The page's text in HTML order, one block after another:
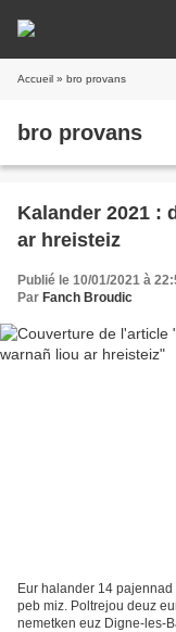
Accueil » bro provans
bro provans
Kalander 2021 :
ar hreisteiz
Publié le 10/01/2021 à
Par Fanch Broudic
Eur halander 14
peb miz. Poltrejou deuz
nemetken euz Digne-les-